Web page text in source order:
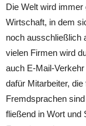
Die Welt wird immer
Wirtschaft, in dem
noch ausschließlich
vielen Firmen wird
auch E-Mail-
dafür Mitarbeiter,
Fremdsprachen
fließend in Wort und